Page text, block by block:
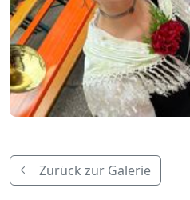
Zurück zur Galerie